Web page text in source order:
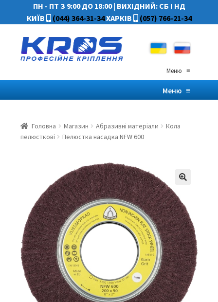
ПН - ПТ З 9:00 ДО 18:00| ВИХІДНИЙ: СБ І НД
КИЇВ
(044) 364-31-34ХАРКІВ (057) 766-21-34
Меню≡
Меню≡
Головна Магазин Абразивні матеріали
Кола
пелюсткові
Пелюстка насадка NFW 600